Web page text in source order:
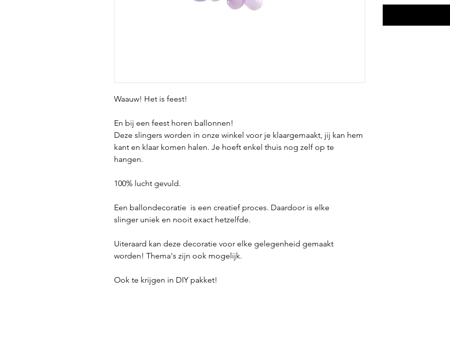
Waauw! Het is feest!
En bij een feest horen ballonnen!
Deze slingers worden in onze winkel voor je klaargemaakt, jij kan hem
kant en klaar komen halen. Je hoeft enkel thuis nog zelf op te
hangen.
100% lucht gevuld.
Een ballondecoratie is een creatief proces. Daardoor is elke
slinger uniek en nooit exact hetzelfde.
Uiteraard kan deze decoratie voor elke gelegenheid gemaakt
worden! Thema's zijn ook mogelijk.
Ook te krijgen in DIY pakket!